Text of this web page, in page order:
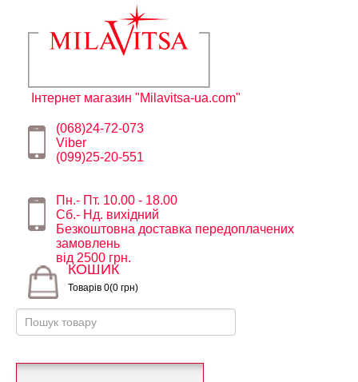
Інтернет магазин "Milavitsa-ua.com"
(068)24-72-073
Viber
(099)25-20-551
Пн.- Пт. 10.00 - 18.00
Сб.- Нд. вихідний
Безкоштовна доставка передоплачених
замовлень
від 2500 грн.
КОШИК
Товарів 0(0 грн)